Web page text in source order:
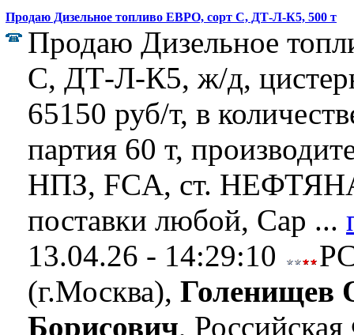
Продаю Дизельное топливо ЕВРО, сорт C, ДТ-Л-К5, 500 т
Продаю Дизельное
C, ДТ-Л-К5, ж/д,
65150 руб/т, в
партия 60 т,
НПЗ, FCA, ст.
поставки любой, Сар ...
13.04.26 - 14:29:10
(г.Москва), Голенищев
Борисович,